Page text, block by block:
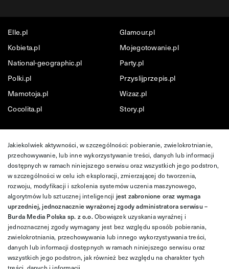
Elle.pl
Glamour.pl
Kobieta.pl
Mojegotowanie.pl
National-geographic.pl
Party.pl
Polki.pl
Przyslijprzepis.pl
Mamotoja.pl
Wizaz.pl
Cocolita.pl
Story.pl
Jakiekolwiek aktywności, w szczególności: pobieranie, zwielokrotnianie,
przechowywanie, lub inne wykorzystywanie treści, danych lub informacji
dostępnych w ramach niniejszego serwisu oraz wszystkich jego podstron,
w szczególności w celu ich eksploracji, zmierzającej do tworzenia,
rozwoju, modyfikacji i szkolenia systemów uczenia maszynowego,
algorytmów lub sztucznej inteligencji jest zabronione oraz wymaga
uprzedniej, jednoznacznie wyrażonej zgody administratora serwisu –
Burda Media Polska sp. z o.o.Obowiązek uzyskania wyraźnej i
jednoznacznej zgody wymagany jest bez względu sposób pobierania,
zwielokrotniania, przechowywania lub innego wykorzystywania treści,
danych lub informacji dostępnych w ramach niniejszego serwisu oraz
wszystkich jego podstron, jak również bez względu na charakter tych